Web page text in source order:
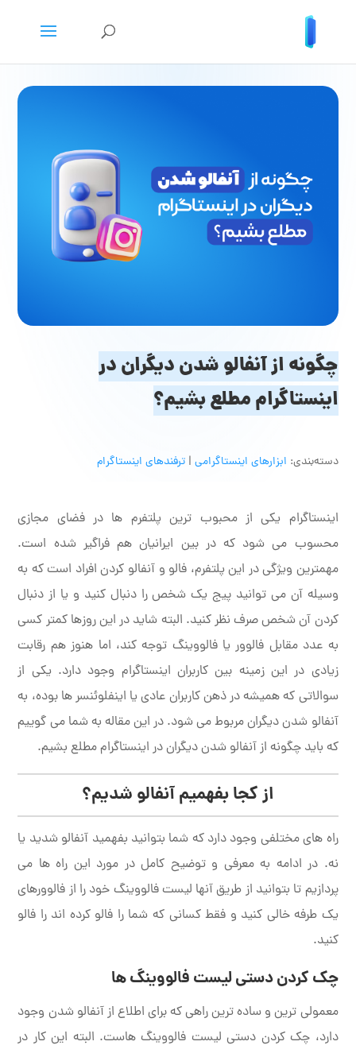
چگونه از آنفالو شدن دیگران در
اینستاگرام مطلع بشیم؟
دسته‌بندی: ابزارهای اینستاگرامی |ترفندهای اینستاگرام
اینستاگرام یکی از محبوب ترین پلتفرم ها در فضای مجازی
محسوب می شود که در بین ایرانیان هم فراگیر شده است.
مهمترین ویژگی در این پلتفرم، فالو و آنفالو کردن افراد است که به
وسیله آن می توانید پیج یک شخص را دنبال کنید و یا از دنبال
کردن آن شخص صرف نظر کنید. البته شاید در این روزها کمتر کسی
به عدد مقابل فالوور یا فالووینگ توجه کند، اما هنوز هم رقابت
زیادی در این زمینه بین کاربران اینستاگرام وجود دارد. یکی از
سوالاتی که همیشه در ذهن کاربران عادی یا اینفلوئنسر ها بوده، به
آنفالو شدن دیگران مربوط می شود. در این مقاله به شما می گوییم
که باید چگونه از آنفالو شدن دیگران در اینستاگرام مطلع بشیم.
از کجا بفهمیم آنفالو شدیم؟
راه های مختلفی وجود دارد که شما بتوانید بفهمید آنفالو شدید یا
نه. در ادامه به معرفی و توضیح کامل در مورد این راه ها می
پردازیم تا بتوانید از طریق آنها لیست فالووینگ خود را از فالوورهای
یک طرفه خالی کنید و فقط کسانی که شما را فالو کرده اند را فالو
کنید.
چک کردن دستی لیست فالووینگ ها
معمولی ترین و ساده ترین راهی که برای اطلاع از آنفالو شدن وجود
دارد، چک کردن دستی لیست فالووینگ هاست. البته این کار در